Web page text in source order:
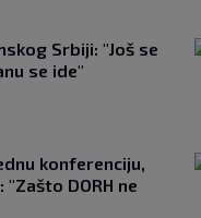
Srbiji: "Još se
se ide"
konferenciju,
DORH ne